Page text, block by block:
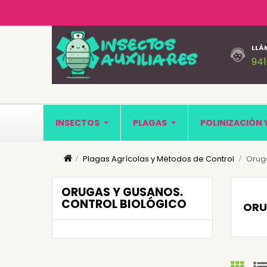
INSECTOS PLAGAS POLINIZACIÓN
Plagas Agrícolas y Mëtodos de Control
ORUGAS Y GUSANOS.
CONTROL BIOLÓGICO